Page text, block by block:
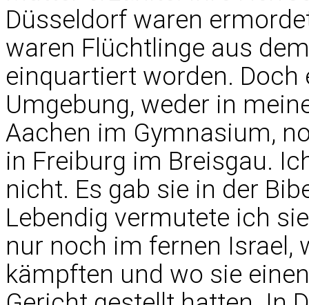
Düsseldorf waren
waren Flüchtlinge aus
einquartiert worden. Doch
Umgebung, weder in
Aachen im Gymnasium,
in Freiburg im Breisgau.
nicht. Es gab sie in der
Lebendig vermutete ich
nur noch im fernen Israel,
kämpften und wo sie